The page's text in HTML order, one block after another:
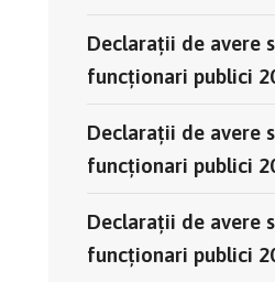
Declaraţii de avere
funcţionari publici
Declaraţii de avere
funcţionari publici
Declaraţii de avere
funcţionari publici